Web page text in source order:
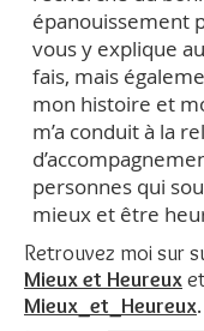
épanouissement
vous y explique
fais, mais
mon histoire et
m’a conduit à la
personnes qui
mieux et être
Retrouvez moi sur
Mieux et Heureux
Mieux_et_Heureux.